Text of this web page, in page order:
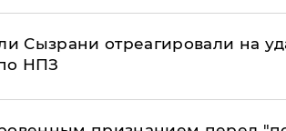
Сызрани отреагировали на
НПЗ